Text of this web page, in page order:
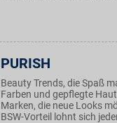
PURISH
Beauty Trends, die Spaß
Farben und gepflegte
Marken, die neue Looks
BSW-Vorteil lohnt sich